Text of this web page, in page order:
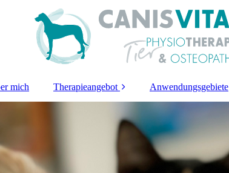
mich Therapieangebot
Osteopathie
Aquatrainer
Anwendungsgebiete